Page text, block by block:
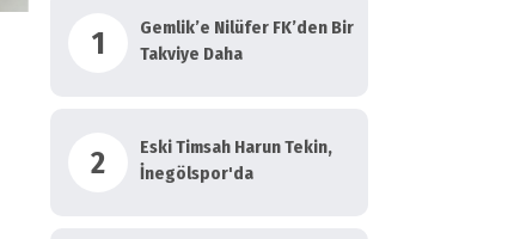
1
Gemlik’e Nilüfer FK’den Bir
Takviye Daha
2
Eski Timsah Harun Tekin,
İnegölspor'da